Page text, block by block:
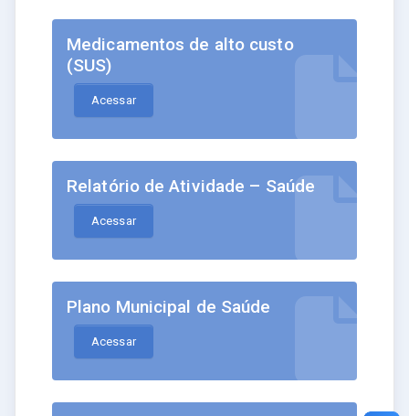
Medicamentos de alto custo
(SUS)
Acessar
Relatório de Atividade – Saúde
Acessar
Plano Municipal de Saúde
Acessar